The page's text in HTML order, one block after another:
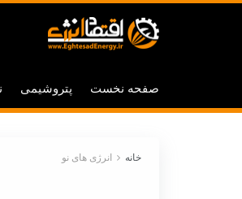
صفحه نخست پتروشیمی
خانه انرژی های نو